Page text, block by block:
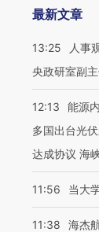
最新文章
13:25
人事
央政研室副
12:13
能源
多国出台光
达成协议 海
11:56 当大
11:38
海杰